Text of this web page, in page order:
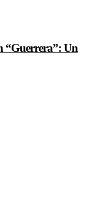
“Guerrera”: Un